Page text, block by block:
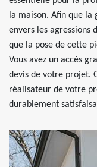
la maison. Afin que
envers les agressions
que la pose de cette
Vous avez un accès
devis de votre projet.
réalisateur de votre
durablement